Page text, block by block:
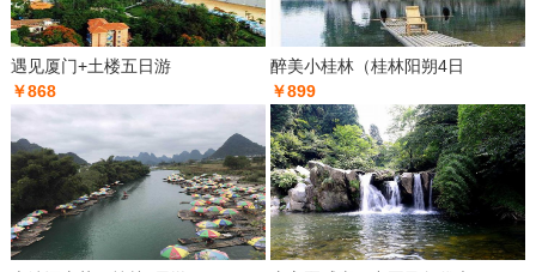
遇见厦门+土楼五日游
￥868
醉美小桂林（桂林阳朔4日
￥899